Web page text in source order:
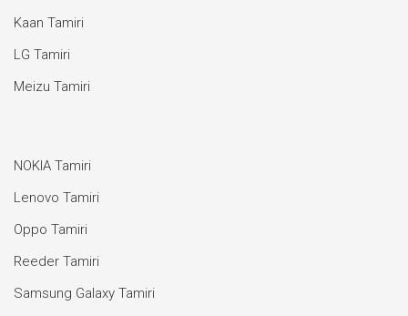
Kaan Tamiri
LG Tamiri
Meizu Tamiri
NOKIA Tamiri
Lenovo Tamiri
Oppo Tamiri
Reeder Tamiri
Samsung Galaxy Tamiri